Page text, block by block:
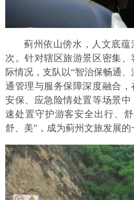
蓟州依山傍水，人文底蕴
次。针对辖区旅游景区密集
际情况，支队以“智治保畅通
通管理与服务保障深度融合
安保、应急险情处置等场景
速处置守护游客安全出行、
舒、美”，成为蓟州文旅发展的